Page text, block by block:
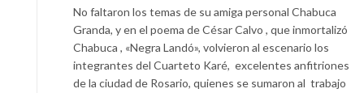
No faltaron los temas de su amiga personal Chabuca
Granda, y en el poema de César Calvo , que inmortalizó
Chabuca , «Negra Landó», volvieron al escenario los
integrantes del Cuarteto Karé, excelentes anfitriones
de la ciudad de Rosario, quienes se sumaron al trabajo